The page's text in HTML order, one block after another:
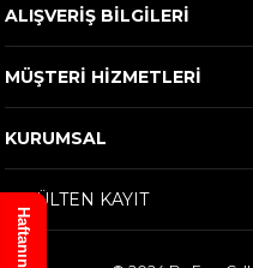
ALIŞVERİŞ BİLGİLERİ
MÜŞTERİ HİZMETLERİ
KURUMSAL
E-BÜLTEN KAYIT